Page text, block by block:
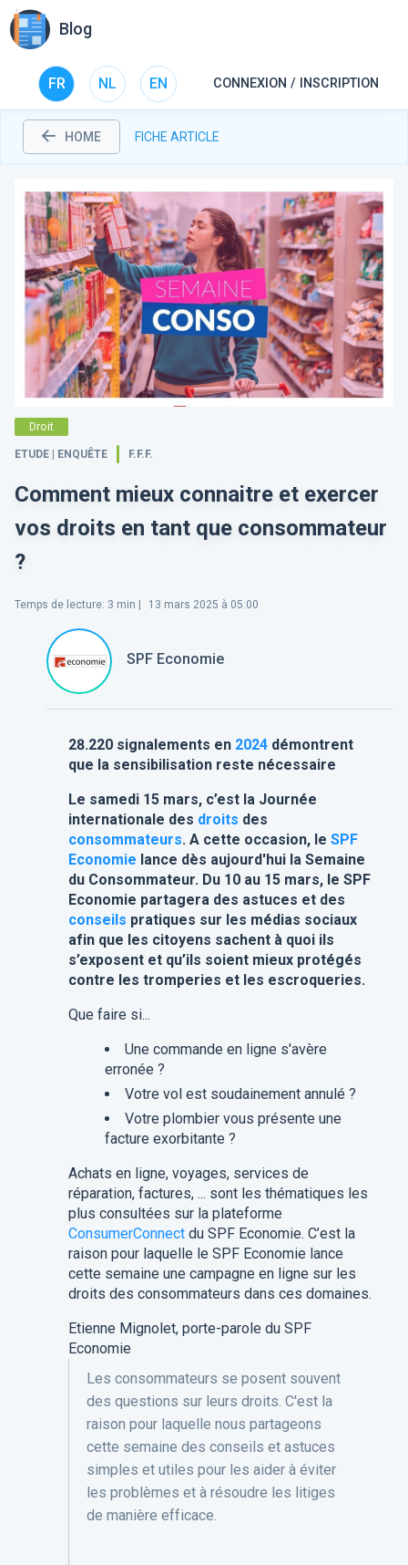
Blog
FR NL EN CONNEXION / INSCRIPTION
HOME FICHE ARTICLE
Droit
ETUDE | ENQUÊTE F.F.F.
Comment mieux connaitre et exercer
vos droits en tant que consommateur
?
Temps de lecture: 3 min | 13 mars 2025 à 05:00
SPF Economie
28.220 signalements en 2024démontrent
que la sensibilisation reste nécessaire
Le samedi 15 mars, c’est la Journée
internationale des droits des
consommateurs. A cette occasion, le SPF
Economie lance dès aujourd'hui la Semaine
du Consommateur. Du 10 au 15 mars, le SPF
Economie partagera des astuces et des
conseils pratiques sur les médias sociaux
afin que les citoyens sachent à quoi ils
s’exposent et qu’ils soient mieux protégés
contre les tromperies et les escroqueries.
Que faire si...
Une commande en ligne s'avère
erronée ?
Votre vol est soudainement annulé ?
Votre plombier vous présente une
facture exorbitante ?
Achats en ligne, voyages, services de
réparation, factures, ... sont les thématiques les
plus consultées sur la plateforme
ConsumerConnect du SPF Economie. C’est la
raison pour laquelle le SPF Economie lance
cette semaine une campagne en ligne sur les
droits des consommateurs dans ces domaines.
Etienne Mignolet, porte-parole du SPF
Economie
Les consommateurs se posent souvent
des questions sur leurs droits. C'est la
raison pour laquelle nous partageons
cette semaine des conseils et astuces
simples et utiles pour les aider à éviter
les problèmes et à résoudre les litiges
de manière efficace.